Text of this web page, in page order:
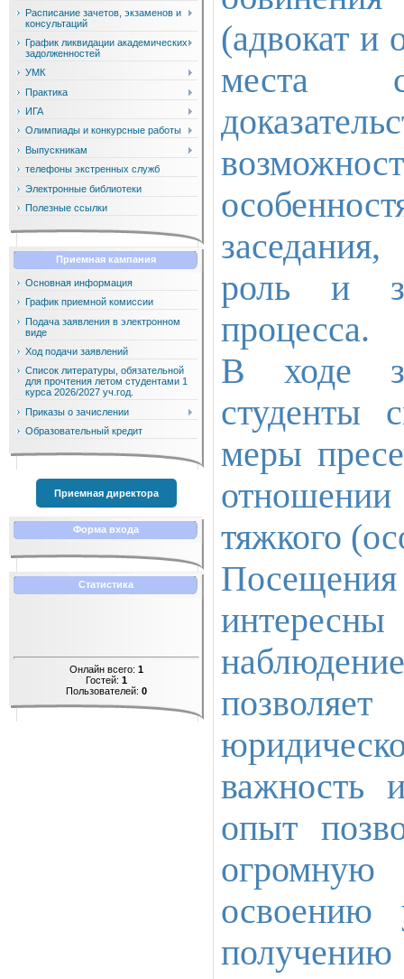
Расписание зачетов, экзаменов и
консультаций
График ликвидации академических
задолженностей
УМК
Практика
ИГА
Олимпиады и конкурсные работы
Выпускникам
телефоны экстренных служб
Электронные библиотеки
Полезные ссылки
Приемная кампания
Основная информация
График приемной комиссии
Подача заявления в электронном
виде
Ход подачи заявлений
Список литературы, обязательной
для прочтения летом студентами 1
курса 2026/2027 уч.год.
Приказы о зачислении
Образовательный кредит
Приемная директора
Форма входа
Статистика
Онлайн всего: 1
Гостей: 1
Пользователей: 0
(адвокат и
места
роль и
процесса.
В ходе
студенты
меры
тяжкого
важность
опыт
огромную
освоению